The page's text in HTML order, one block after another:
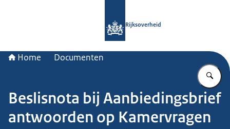
Rijksoverheid
Home Documenten
Beslisnota bij Aanbiedingsbrief
antwoorden op Kamervragen